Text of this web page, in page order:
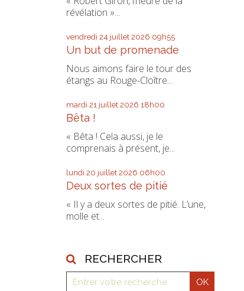
révélation »...
vendredi 24 juillet 2026 09h55
Un but de promenade
Nous aimons faire le tour des
étangs au Rouge-Cloître...
mardi 21 juillet 2026 18h00
Bêta !
« Bêta ! Cela aussi, je le
comprenais à présent, je...
lundi 20 juillet 2026 06h00
Deux sortes de pitié
« Il y a deux sortes de pitié. L’une,
molle et...
RECHERCHER